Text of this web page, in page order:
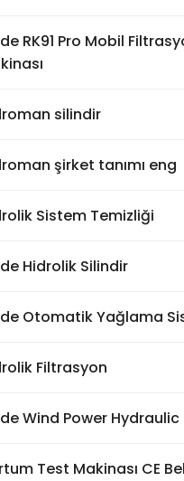
RK91 Pro Mobil
silindir
şirket tanımı eng
Sistem Temizliği
Hidrolik Silindir
Otomatik Yağlama
Filtrasyon
Wind Power
Test Makinası CE